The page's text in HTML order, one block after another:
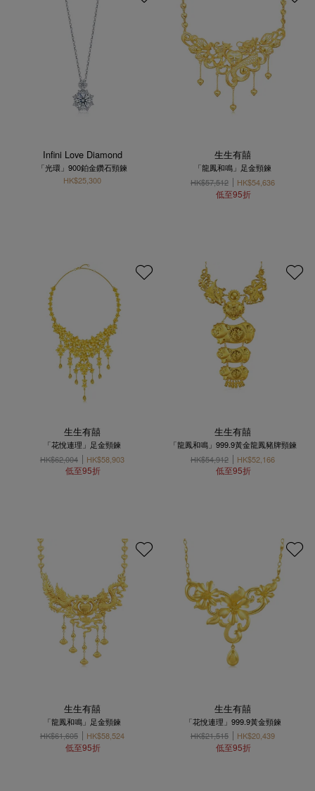
Infini Love Diamond
「光環」900鉑金鑽石頸鍊
HK$25,300
生生有囍
「龍鳳和鳴」足金頸鍊
HK$57,512
HK$54,636
低至95折
生生有囍
「花悅連理」足金頸鍊
HK$62,004
HK$58,903
低至95折
生生有囍
「龍鳳和鳴」999.9黃金龍鳳豬牌頸鍊
HK$54,912
HK$52,166
低至95折
生生有囍
「龍鳳和鳴」足金頸鍊
HK$61,605
HK$58,524
低至95折
生生有囍
「花悅連理」999.9黃金頸鍊
HK$21,515
HK$20,439
低至95折